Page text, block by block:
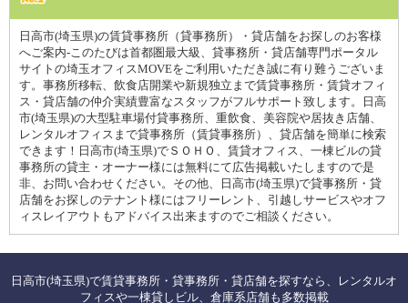
日高市(埼玉県)の賃貸事務所（貸事務所）・貸店舗をお探しのお客様
へご案内-このたびは首都圏最大級、貸事務所・貸店舗専門ポータル
サイトの埼玉オフィスMOVEをご利用いただき誠に有り難うございま
す。事務所移転、飲食店開業や新規独立まで賃貸事務所・賃貸オフィ
ス・貸店舗の仲介実績豊富なスタッフがフルサポート致します。日高
市(埼玉県)の大型駐車場付貸事務所、重飲食、美容院や居抜き店舗、
レンタルオフィスまで貸事務所（賃貸事務所）、貸店舗を簡単に検索
できます！日高市(埼玉県)でＳＯＨＯ、賃貸オフィス、一棟ビルの貸
事務所の貸主・オーナー様には無料にて広告掲載いたしますので是
非、お問い合わせください。その他、日高市(埼玉県)で貸事務所・貸
店舗をお探しのテナント様にはフリーレント、引越しサービスやオフ
ィスレイアウトもアドバイス出来ますのでご相談ください。
日高市(埼玉県)で賃貸事務所・貸事務所・貸店舗を探すなら、レンタルオ
フィスや一棟貸しビル、倉庫系店舗も多数掲載